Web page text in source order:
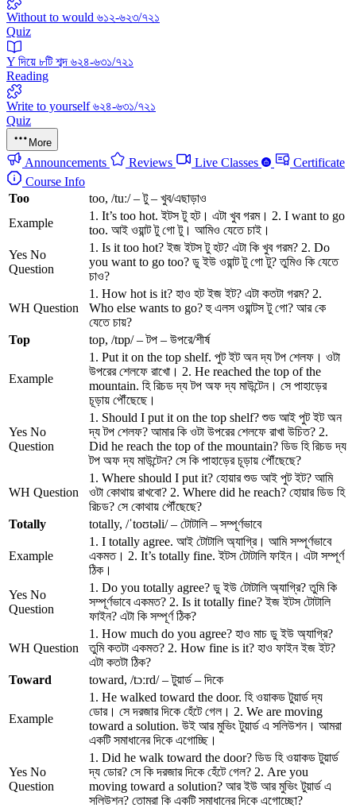
Without to would ৬১২-৬২৩/৭২১
Quiz
Y দিয়ে ৮টি শব্দ ৬২৪-৬৩১/৭২১
Reading
Write to yourself ৬২৪-৬৩১/৭২১
Quiz
More
Announcements Reviews Live Classes
Certificate
Course Info
Too
too, /tuː/ – টু – খুব/এছাড়াও
Example
1. It’s too hot. ইটস টু হট। এটা খুব গরম। 2. I want to go
too. আই ওয়ান্ট টু গো টু। আমিও যেতে চাই।
Yes No
Question
1. Is it too hot? ইজ ইটস টু হট? এটা কি খুব গরম? 2. Do
you want to go too? ডু ইউ ওয়ান্ট টু গো টু? তুমিও কি যেতে
চাও?
WH Question
1. How hot is it? হাও হট ইজ ইট? এটা কতটা গরম? 2.
Who else wants to go? হু এলস ওয়ান্টস টু গো? আর কে
যেতে চায়?
Top
top, /tɒp/ – টপ – উপরে/শীর্ষ
Example
1. Put it on the top shelf. পুট ইট অন দ্য টপ শেলফ। ওটা
উপরের শেলফে রাখো। 2. He reached the top of the
mountain. হি রিচড দ্য টপ অফ দ্য মাউন্টেন। সে পাহাড়ের
চূড়ায় পৌঁছেছে।
Yes No
Question
1. Should I put it on the top shelf? শুড আই পুট ইট অন
দ্য টপ শেলফ? আমার কি ওটা উপরের শেলফে রাখা উচিত? 2.
Did he reach the top of the mountain? ডিড হি রিচড দ্য
টপ অফ দ্য মাউন্টেন? সে কি পাহাড়ের চূড়ায় পৌঁছেছে?
WH Question
1. Where should I put it? হোয়ার শুড আই পুট ইট? আমি
ওটা কোথায় রাখবো? 2. Where did he reach? হোয়ার ডিড হি
রিচড? সে কোথায় পৌঁছেছে?
Totally
totally, /ˈtoʊtəli/ – টোটালি – সম্পূর্ণভাবে
Example
1. I totally agree. আই টোটালি অ্যাগ্রি। আমি সম্পূর্ণভাবে
একমত। 2. It’s totally fine. ইটস টোটালি ফাইন। এটা সম্পূর্ণ
ঠিক।
Yes No
Question
1. Do you totally agree? ডু ইউ টোটালি অ্যাগ্রি? তুমি কি
সম্পূর্ণভাবে একমত? 2. Is it totally fine? ইজ ইটস টোটালি
ফাইন? এটা কি সম্পূর্ণ ঠিক?
WH Question
1. How much do you agree? হাও মাচ ডু ইউ অ্যাগ্রি?
তুমি কতটা একমত? 2. How fine is it? হাও ফাইন ইজ ইট?
এটা কতটা ঠিক?
Toward
toward, /tɔːrd/ – টুয়ার্ড – দিকে
Example
1. He walked toward the door. হি ওয়াকড টুয়ার্ড দ্য
ডোর। সে দরজার দিকে হেঁটে গেল। 2. We are moving
toward a solution. উই আর মুভিং টুয়ার্ড এ সলিউশন। আমরা
একটি সমাধানের দিকে এগোচ্ছি।
Yes No
Question
1. Did he walk toward the door? ডিড হি ওয়াকড টুয়ার্ড
দ্য ডোর? সে কি দরজার দিকে হেঁটে গেল? 2. Are you
moving toward a solution? আর ইউ আর মুভিং টুয়ার্ড এ
সলিউশন? তোমরা কি একটি সমাধানের দিকে এগোচ্ছো?